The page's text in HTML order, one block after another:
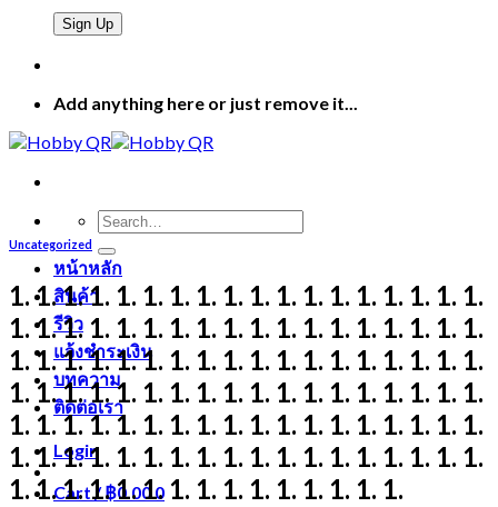
Add anything here or just remove it...
Search
for:
หน้าหลัก
สินค้า
รีวิว
แจ้งชำระเงิน
บทความ
ติดต่อเรา
Login
Cart /฿0.00 0
Uncategorized
1. 1. 1. 1. 1. 1. 1. 1. 1. 1. 1. 1. 1. 1. 1. 1. 1. 1.
1. 1. 1. 1. 1. 1. 1. 1. 1. 1. 1. 1. 1. 1. 1. 1. 1. 1.
1. 1. 1. 1. 1. 1. 1. 1. 1. 1. 1. 1. 1. 1. 1. 1. 1. 1.
1. 1. 1. 1. 1. 1. 1. 1. 1. 1. 1. 1. 1. 1. 1. 1. 1. 1.
1. 1. 1. 1. 1. 1. 1. 1. 1. 1. 1. 1. 1. 1. 1. 1. 1. 1.
1. 1. 1. 1. 1. 1. 1. 1. 1. 1. 1. 1. 1. 1. 1. 1. 1. 1.
1. 1. 1. 1. 1. 1. 1. 1. 1. 1. 1. 1. 1. 1. 1.